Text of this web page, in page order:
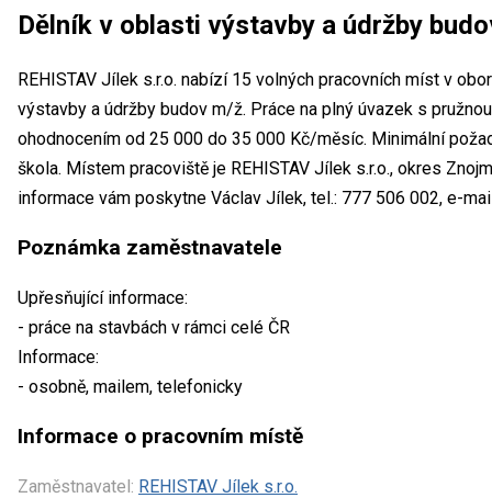
Dělník v oblasti výstavby a údržby
REHISTAV Jílek s.r.o. nabízí 15 volných pracovních míst v
výstavby a údržby budov m/ž. Práce na plný úvazek s
ohodnocením od 25 000 do 35 000 Kč/měsíc. Minimální
škola. Místem pracoviště je REHISTAV Jílek s.r.o., okres
informace vám poskytne Václav Jílek, tel.: 777 506 002, e-
Poznámka zaměstnavatele
Upřesňující informace:
- práce na stavbách v rámci celé ČR
Informace:
- osobně, mailem, telefonicky
Informace o pracovním místě
Zaměstnavatel: REHISTAV Jílek s.r.o.